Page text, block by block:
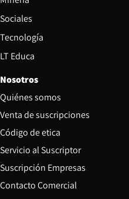
Sociales
Tecnología
LT Educa
Nosotros
Quiénes somos
Venta de suscripciones
Código de etica Opens in new
Servicio al Suscriptor
Suscripción Empresas
Contacto Comercial